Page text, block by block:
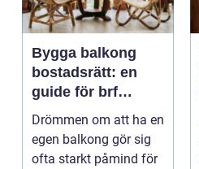
Bygga balkong
bostadsrätt: en
guide för brf
medlemmar
Drömmen om att ha en
egen balkong gör sig
ofta starkt påmind för